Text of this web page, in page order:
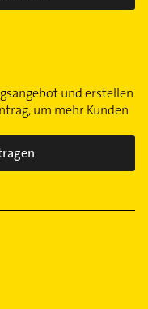
und erstellen
um mehr Kunden